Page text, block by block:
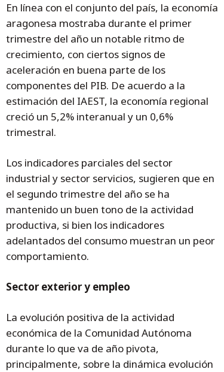
En línea con el conjunto del país, la economía
aragonesa mostraba durante el primer
trimestre del año un notable ritmo de
crecimiento, con ciertos signos de
aceleración en buena parte de los
componentes del PIB. De acuerdo a la
estimación del IAEST, la economía regional
creció un 5,2% interanual y un 0,6%
trimestral.
Los indicadores parciales del sector
industrial y sector servicios, sugieren que en
el segundo trimestre del año se ha
mantenido un buen tono de la actividad
productiva, si bien los indicadores
adelantados del consumo muestran un peor
comportamiento.
Sector exterior y empleo
La evolución positiva de la actividad
económica de la Comunidad Autónoma
durante lo que va de año pivota,
principalmente, sobre la dinámica evolución